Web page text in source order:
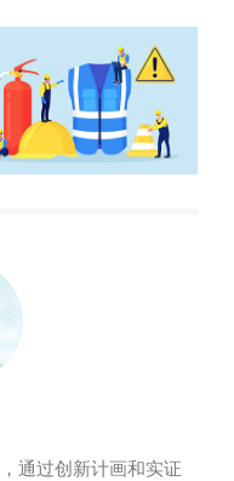
通过创新计画和实证